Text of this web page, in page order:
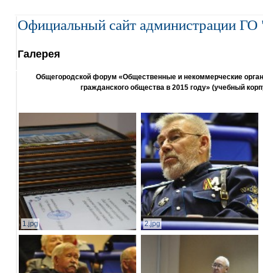
Официальный сайт администрации ГО
Галерея
Общегородской форум «Общественные и некоммерческие
гражданского общества в 2015 году» (учебный
1.jpg 2.jpg